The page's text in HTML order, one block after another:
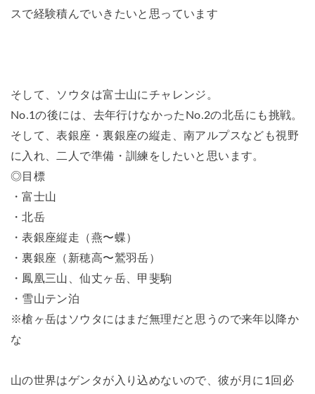
スで経験積んでいきたいと思っています
そして、ソウタは富士山にチャレンジ。
No.1の後には、去年行けなかったNo.2の北岳にも挑戦。
そして、表銀座・裏銀座の縦走、南アルプスなども視野
に入れ、二人で準備・訓練をしたいと思います。
◎目標
・富士山
・北岳
・表銀座縦走（燕〜蝶）
・裏銀座（新穂高〜鷲羽岳）
・鳳凰三山、仙丈ヶ岳、甲斐駒
・雪山テン泊
※槍ヶ岳はソウタにはまだ無理だと思うので来年以降か
な
山の世界はゲンタが入り込めないので、彼が月に1回必